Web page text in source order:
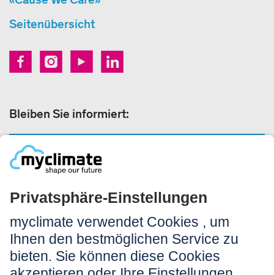
Seitenübersicht
Bleiben Sie informiert:
Rechtliches:
Impressum
Nutzungshinweis